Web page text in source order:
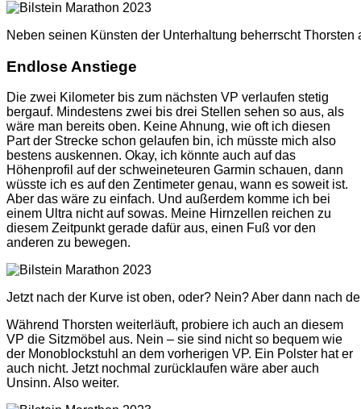
Neben seinen Künsten der Unterhaltung beherrscht
Endlose Anstiege
Die zwei Kilometer bis zum nächsten VP verlaufen stetig
bergauf. Mindestens zwei bis drei Stellen sehen so aus, als
wäre man bereits oben. Keine Ahnung, wie oft ich diesen
Part der Strecke schon gelaufen bin, ich müsste mich also
bestens auskennen. Okay, ich könnte auch auf das
Höhenprofil auf der schweineteuren Garmin schauen, dann
wüsste ich es auf den Zentimeter genau, wann es soweit ist.
Aber das wäre zu einfach. Und außerdem komme ich bei
einem Ultra nicht auf sowas. Meine Hirnzellen reichen zu
diesem Zeitpunkt gerade dafür aus, einen Fuß vor den
anderen zu bewegen.
Jetzt nach der Kurve ist oben, oder? Nein? Aber dann nach
Während Thorsten weiterläuft, probiere ich auch an diesem
VP die Sitzmöbel aus. Nein – sie sind nicht so bequem wie
der Monoblockstuhl an dem vorherigen VP. Ein Polster hat er
auch nicht. Jetzt nochmal zurücklaufen wäre aber auch
Unsinn. Also weiter.